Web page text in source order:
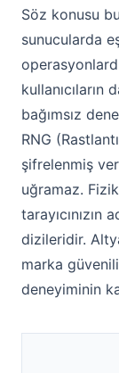
Söz konusu
sunucularda
kullanıcıların
bağımsız
RNG
şifrelenmiş
uğramaz.
tarayıcınızın
dizileridir.
marka
deneyiminin